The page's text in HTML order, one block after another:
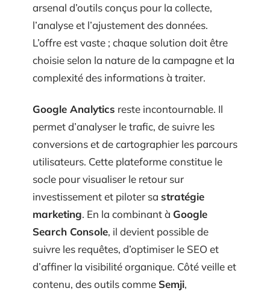
arsenal d’outils conçus pour la collecte,
l’analyse et l’ajustement des données.
L’offre est vaste ; chaque solution doit être
choisie selon la nature de la campagne et la
complexité des informations à traiter.
Google Analytics reste incontournable. Il
permet d’analyser le trafic, de suivre les
conversions et de cartographier les parcours
utilisateurs. Cette plateforme constitue le
socle pour visualiser le retour sur
investissement et piloter sa stratégie
marketing. En la combinant à Google
Search Console, il devient possible de
suivre les requêtes, d’optimiser le SEO et
d’affiner la visibilité organique. Côté veille et
contenu, des outils comme Semji,